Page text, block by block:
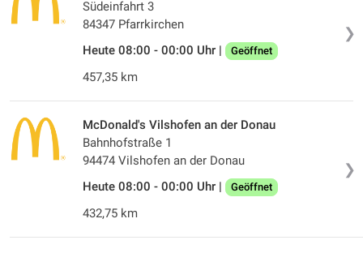
❯
Südeinfahrt 3
84347 Pfarrkirchen
Heute 08:00 - 00:00 Uhr |
Geöffnet
457,35 km
❯
McDonald's Vilshofen an der Donau
Bahnhofstraße 1
94474 Vilshofen an der Donau
Heute 08:00 - 00:00 Uhr |
Geöffnet
432,75 km